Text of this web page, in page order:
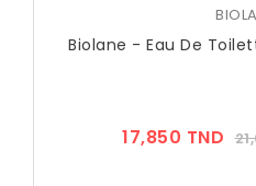
Biolane - Eau De
17,850 TND